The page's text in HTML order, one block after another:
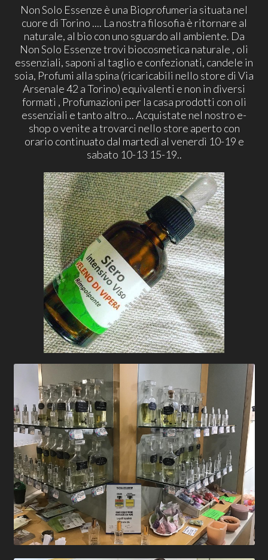
Non Solo Essenze è una Bioprofumeria situata nel
cuore di Torino .... La nostra filosofia è ritornare al
naturale, al bio con uno sguardo all ambiente. Da
Non Solo Essenze trovi biocosmetica naturale , oli
essenziali, saponi al taglio e confezionati, candele in
soia, Profumi alla spina (ricaricabili nello store di Via
Arsenale 42 a Torino) equivalenti e non in diversi
formati , Profumazioni per la casa prodotti con oli
essenziali e tanto altro... Acquistate nel nostro e-
shop o venite a trovarci nello store aperto con
orario continuato dal martedì al venerdì 10-19 e
sabato 10-13 15-19..